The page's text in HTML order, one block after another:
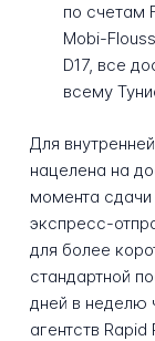
по счетам
Mobi-
D17, все
всему
Для
нацелена на
момента сдачи
экспресс-
для более
стандартной
дней в неделю
агентств